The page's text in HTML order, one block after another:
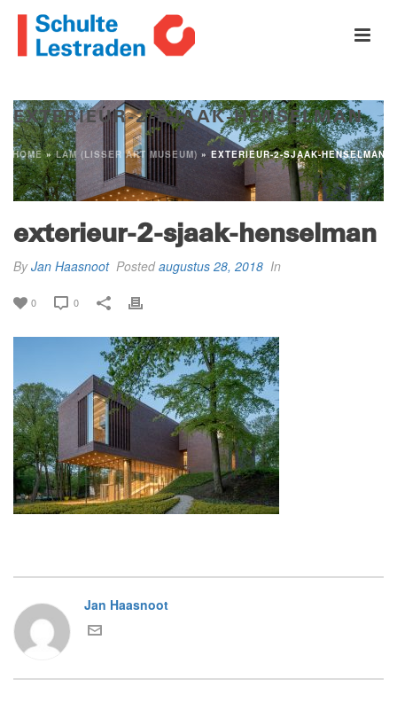
EXTERIEUR-2-SJAAK-HENSELMAN
HOME»LAM (LISSER ART MUSEUM) » EXTERIEUR-2-SJAAK-HENSELMAN
exterieur-2-sjaak-henselman
ByJan Haasnoot Postedaugustus 28, 2018 In
0 0
Jan Haasnoot